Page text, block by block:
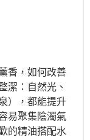
香，如何改善
潔：自然光、
），都能提升
易聚集陰濁氣
的精油搭配水